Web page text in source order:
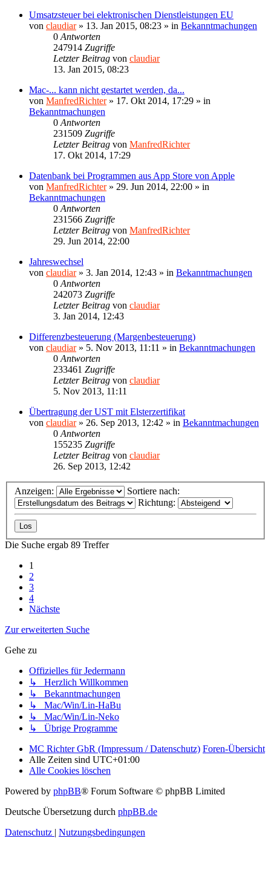
Umsatzsteuer bei elektronischen Dienstleistungen EU
von claudiar» 13. Jan 2015, 08:23 » in Bekanntmachungen
0 Antworten
247914 Zugriffe
Letzter Beitrag von claudiar
13. Jan 2015, 08:23
Mac-... kann nicht gestartet werden, da...
von ManfredRichter» 17. Okt 2014, 17:29 » in
Bekanntmachungen
0 Antworten
231509 Zugriffe
Letzter Beitrag von ManfredRichter
17. Okt 2014, 17:29
Datenbank bei Programmen aus App Store von Apple
von ManfredRichter» 29. Jun 2014, 22:00 » in
Bekanntmachungen
0 Antworten
231566 Zugriffe
Letzter Beitrag von ManfredRichter
29. Jun 2014, 22:00
Jahreswechsel
von claudiar» 3. Jan 2014, 12:43 » in Bekanntmachungen
0 Antworten
242073 Zugriffe
Letzter Beitrag von claudiar
3. Jan 2014, 12:43
Differenzbesteuerung (Margenbesteuerung)
von claudiar» 5. Nov 2013, 11:11 » in Bekanntmachungen
0 Antworten
233461 Zugriffe
Letzter Beitrag von claudiar
5. Nov 2013, 11:11
Übertragung der UST mit Elsterzertifikat
von claudiar» 26. Sep 2013, 12:42 » in Bekanntmachungen
0 Antworten
155235 Zugriffe
Letzter Beitrag von claudiar
26. Sep 2013, 12:42
Anzeigen:
Sortiere nach:
Richtung:
Die Suche ergab 89 Treffer
1
2
3
4
Nächste
Zur erweiterten Suche
Gehe zu
Offizielles für Jedermann
↳ Herzlich Willkommen
↳ Bekanntmachungen
↳ Mac/Win/Lin-HaBu
↳ Mac/Win/Lin-Neko
↳ Übrige Programme
MC Richter GbR (Impressum / Datenschutz) Foren-Übersicht
Alle Zeiten sind UTC+01:00
Alle Cookies löschen
Powered by phpBB® Forum Software © phpBB Limited
Deutsche Übersetzung durch phpBB.de
Datenschutz
Nutzungsbedingungen